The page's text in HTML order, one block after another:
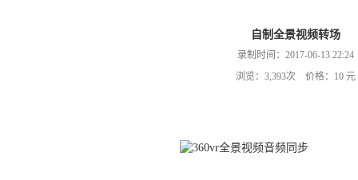
自制全景视频转场
录制时间：2017-06-13 22:24
浏览：3,393次 价格：10 元